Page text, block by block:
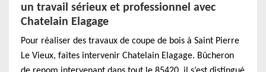
un travail sérieux et professionnel avec
Chatelain Elagage
Pour réaliser des travaux de coupe de bois à Saint Pierre
Le Vieux, faites intervenir Chatelain Elagage. Bûcheron